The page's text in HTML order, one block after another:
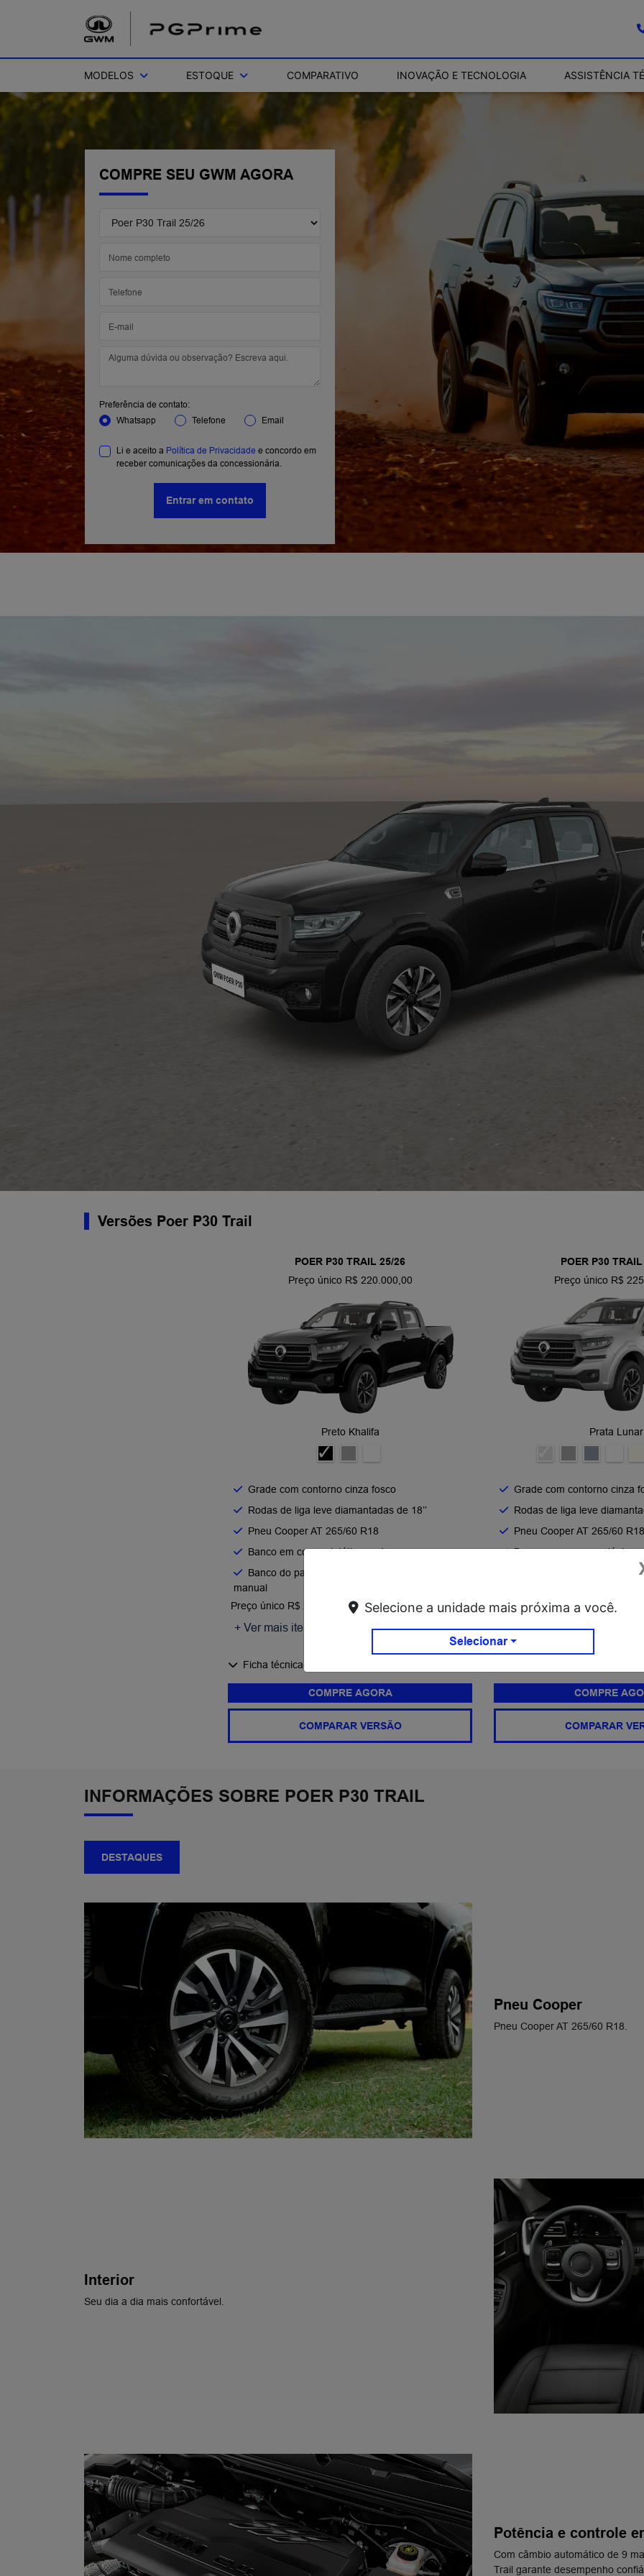
MODELOS ESTOQUE COMPARATIVO INOVAÇÃO E TECNOLOGIA ASSISTÊNCIA
COMPRE SEU GWM AGORA
Preferência de contato:
Whatsapp
Telefone Email
Li e aceito a Política de Privacidade e concordo em
receber comunicações da concessionária.
Entrar em contato
Versões Poer P30 Trail
POER P30 TRAIL 25/26
Preço único R$ 220.000,00
Preto Khalifa
Grade com contorno cinza fosco​
Rodas de liga leve diamantadas de 18’’​
Pneu Cooper AT 265/60 R18​
Banco em couro sintético preto​
Banco do passageiro com 4 modos de ajuste
manual
Preço único R$ 220.000,00
+ Ver mais itens de série
Ficha técnica
COMPRE AGORA
COMPARAR VERSÃO
POER P30
Preço único R$
Prata Lunar
Grade com contorno cinza
Rodas de liga leve
Pneu Cooper AT 265/60 R18​
Banco em couro ecológico
Banco do passageiro com
Preço único R$ 225.000,00
+ Ver mais itens de série
COMPRE
COMPARAR
INFORMAÇÕES SOBRE POER P30 TRAIL
DESTAQUES
Pneu Cooper
Pneu Cooper AT 265/60 R18.
Interior
Seu dia a dia mais confortável.
Potência e controle
Com câmbio automático de 9
Trail garante desempenho
Selecione a unidade mais próxima a você.
Selecionar